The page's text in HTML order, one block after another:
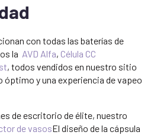
con todas las baterías de
la AVD Alfa, Célula CC
, todos vendidos en nuestro sitio
óptimo y una experiencia de vapeo
de escritorio de élite, nuestro
de vasosEl diseño de la cápsula